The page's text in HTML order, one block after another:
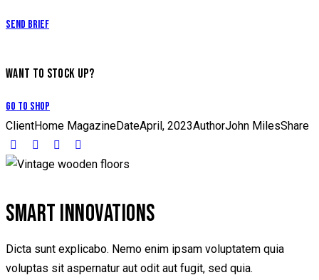
Send Brief
WANT TO STOCK UP?
Go to Shop
ClientHome MagazineDateApril, 2023AuthorJohn MilesShare
SMART INNOVATIONS
Dicta sunt explicabo. Nemo enim ipsam voluptatem quia
voluptas sit aspernatur aut odit aut fugit, sed quia.